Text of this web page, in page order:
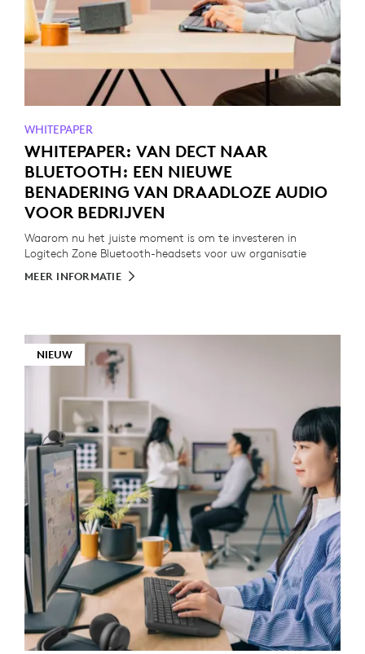
WHITEPAPER
WHITEPAPER: VAN DECT NAAR
BLUETOOTH: EEN NIEUWE
BENADERING VAN DRAADLOZE AUDIO
VOOR BEDRIJVEN
Waarom nu het juiste moment is om te investeren in
Logitech Zone Bluetooth-headsets voor uw organisatie
MEER INFORMATIE
NIEUW